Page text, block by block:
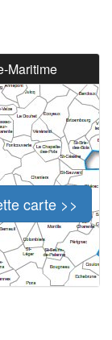
Maritime
carte >>